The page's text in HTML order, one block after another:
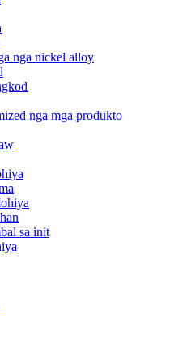
nga nickel alloy
nga mga produkto
sa init